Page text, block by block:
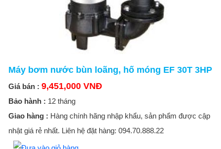
Máy bơm nước bùn loãng, hố móng EF 30T 3HP
Giá bán : 9,451,000 VNĐ
Bảo hành : 12 tháng
Giao hàng : Hàng chính hãng nhập khẩu, sản phẩm được cập
nhật giá rẻ nhất. Liên hệ đặt hàng: 094.70.888.22